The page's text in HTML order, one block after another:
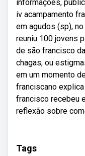
informações,
iv acampamento
em agudos (sp),
reuniu 100 jovens
de são francisco
chagas, ou
em um momento
franciscano
francisco recebeu
reflexão sobre
Tags